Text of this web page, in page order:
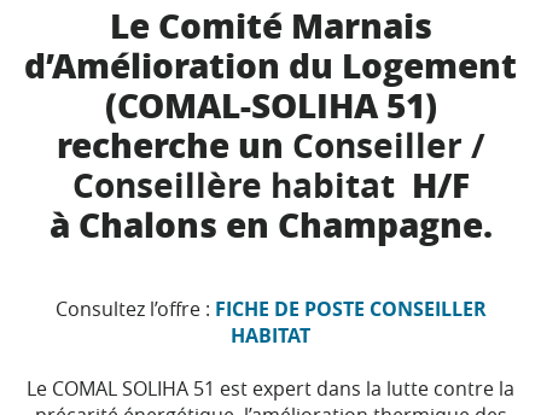
Le Comité Marnais
d’Amélioration du Logement
(COMAL-SOLIHA 51)
recherche un Conseiller /
Conseillère habitat H/F
à Chalons en Champagne.
Consultez l’offre : FICHE DE POSTE CONSEILLER
HABITAT
Le COMAL SOLIHA 51 est expert dans la lutte contre la